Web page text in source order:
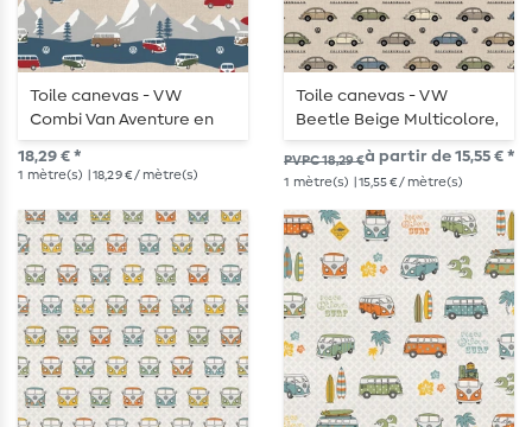
Toile canevas - VW
Combi Van Aventure en
montagne, aspect lin
Beige
18,29 € *
1 mètre(s) | 18,29 € / mètre(s)
Toile canevas - VW
Beetle Beige Multicolore,
aspect lin
PVPC 18,29 €à partir de 15,55 € *
1 mètre(s) | 15,55 € / mètre(s)